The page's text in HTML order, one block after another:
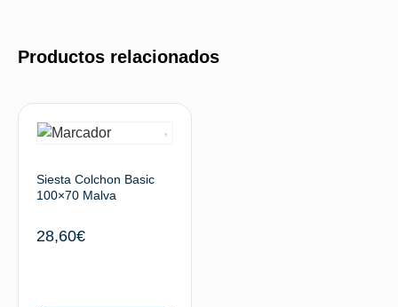
Productos relacionados
Siesta Colchon Basic
100×70 Malva
28,60€